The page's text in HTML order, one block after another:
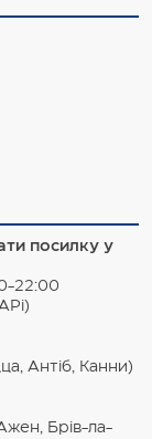
посилку у
22:00
Антіб, Канни)
Брів-ла-